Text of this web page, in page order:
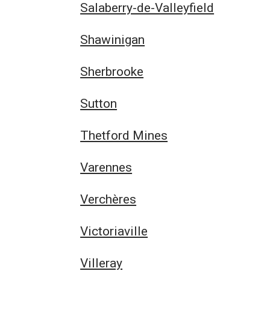
Salaberry-de-Valleyfield
Shawinigan
Sherbrooke
Sutton
Thetford Mines
Varennes
Verchères
Victoriaville
Villeray